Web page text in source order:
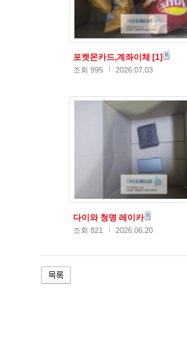
포켓몬카드,계좌이체 [1]
조회 995 2026.07.03
다이와 청명 레이카
조회 821 2026.06.20